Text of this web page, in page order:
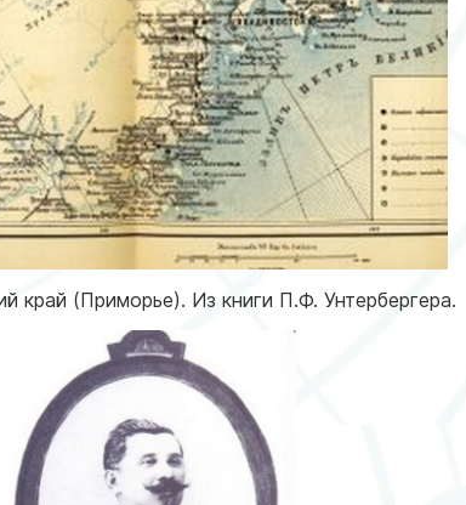
край (Приморье). Из книги П.Ф. Унтербергера.